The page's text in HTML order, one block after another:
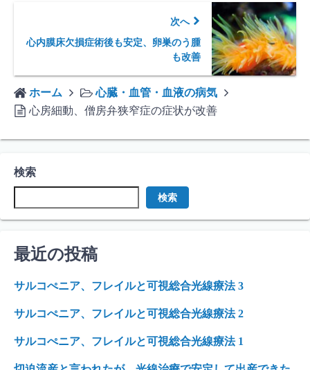
次へ
心内膜床欠損症術後も安定、卵巣のう腫
も改善
ホーム
心臓・血管・血液の病気
心房細動、僧房弁狭窄症の症状が改善
検索
検索
最近の投稿
サルコぺニア、フレイルと可視総合光線療法 3
サルコぺニア、フレイルと可視総合光線療法 2
サルコぺニア、フレイルと可視総合光線療法 1